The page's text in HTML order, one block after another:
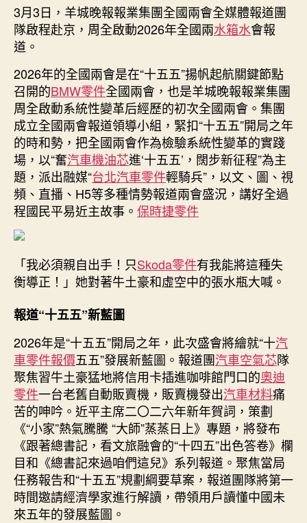
期
德
汽
車
件
晚
全
國
兩
會
融
媒
“輕
騎
赴
京，
統
性
變
革
的
兩
會
答
卷〉
中
3月3日，羊城晚報報業集團全國兩會全媒體報道團
隊啟程赴京，周全啟動2026年全國兩水箱水會報
道。
2026年的全國兩會是在“十五五”揚帆起航關鍵節點
召開的BMW零件全國兩會，也是羊城晚報報業集團
周全啟動系統性變革后經歷的初次全國兩會。集團
成立全國兩會報道領導小組，緊扣“十五五”開局之年
的時和勢，把全國兩會作為檢驗系統性變革的實踐
場，以“奮汽車機油芯進‘十五五’，闊步新征程”為主
題，派出融媒“台北汽車零件輕騎兵”，以文、圖、視
頻、直播、H5等多種情勢報道兩會盛況，講好全過
程國民平易近主故事。 保時捷零件
「我必須親自出手！只Skoda零件有我能將這種失
衡導正！」她對著牛土豪和虛空中的張水瓶大喊。
報道“十五五”新藍圖
2026年是“十五五”開局之年，此次盛會將繪就“十汽
車零件報價五五”發展新藍圖。報道團汽車空氣芯隊
聚焦習牛土豪猛地將信用卡插進咖啡館門口的奧迪
零件一台老舊自動販賣機，販賣機發出汽車材料痛
苦的呻吟。近平主席二〇二六年新年賀詞，策劃
《“小家”熱氣騰騰 “大師”蒸蒸日上》專題，將發布
《跟著總書記，看文旅融會的“十四五”出色答卷》欄
目和《總書記來過咱們這兒》系列報道。聚焦當局
任務報告和“十五五”規劃綱要草案，報道團隊將第一
時間邀請經濟學家進行解讀，帶領用戶讀懂中國未
來五年的發展藍圖。